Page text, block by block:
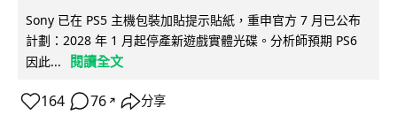
Sony 已在 PS5 主機包裝加貼提示貼紙，重申官方 7 月已公布
計劃：2028 年 1 月起停產新遊戲實體光碟。分析師預期 PS6
因此...
閱讀全文
164 76 ↗ 分享